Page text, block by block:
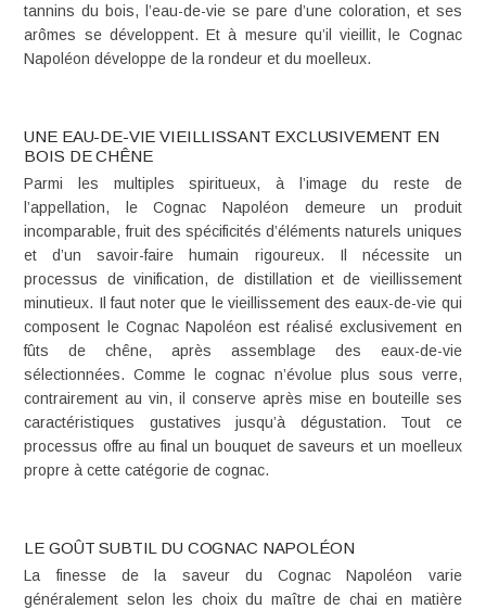
tannins du bois, l’eau-de-vie se pare d’une coloration, et ses
arômes se développent. Et à mesure qu’il vieillit, le Cognac
Napoléon développe de la rondeur et du moelleux.
UNE EAU-DE-VIE VIEILLISSANT EXCLUSIVEMENT EN
BOIS DE CHÊNE
Parmi les multiples spiritueux, à l’image du reste de
l’appellation, le Cognac Napoléon demeure un produit
incomparable, fruit des spécificités d’éléments naturels uniques
et d’unsavoir-faire humain rigoureux. Il nécessite un
processus de vinification, de distillation et de vieillissement
minutieux. Il faut noter que le vieillissement des eaux-de-vie qui
composent le Cognac Napoléon est réalisé exclusivement en
fûts de chêne, après assemblage des eaux-de-vie
sélectionnées. Comme le cognac n’évolue plus sous verre,
contrairement au vin, il conserve après mise en bouteille ses
caractéristiques gustatives jusqu’à dégustation. Tout ce
processus offre au final un bouquet de saveurs et un moelleux
propre à cette catégorie de cognac.
LE GOÛT SUBTIL DU COGNAC NAPOLÉON
La finesse de la saveur du Cognac Napoléon varie
généralement selon les choix du maître de chai en matière